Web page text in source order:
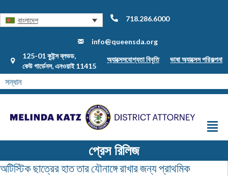
বাংলাদেশ 718.286.6000
info@queensda.org
125-01 কুইন্স ব্লভড,
কেউ গার্ডেনস, এনওয়াই 11415
অ্যাক্সেসযোগ্যতা বিবৃতি ভাষা অ্যাক্সেস পরিকল্পনা
প্রেস রিলিজ
অটিস্টিক ছাত্রের হাত তার যৌনাঙ্গে রাখার জন্য প্রাথমিক